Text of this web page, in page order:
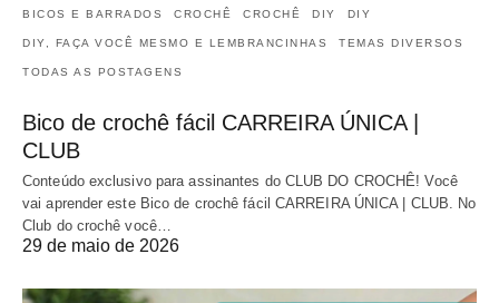
BICOS E BARRADOS CROCHÊ CROCHÊ DIY DIY
DIY, FAÇA VOCÊ MESMO E LEMBRANCINHAS TEMAS DIVERSOS
TODAS AS POSTAGENS
Bico de crochê fácil CARREIRA ÚNICA |
CLUB
Conteúdo exclusivo para assinantes do CLUB DO CROCHÊ! Você
vai aprender este Bico de crochê fácil CARREIRA ÚNICA | CLUB. No
Club do crochê você…
29 de maio de 2026